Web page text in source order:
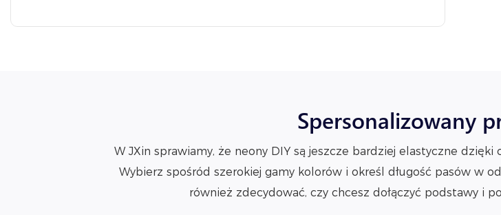
Spersonalizowany
W JXin sprawiamy, że neony DIY są jeszcze bardziej elastyczne
Wybierz spośród szerokiej gamy kolorów i określ długość pasów w
również zdecydować, czy chcesz dołączyć podstawy i